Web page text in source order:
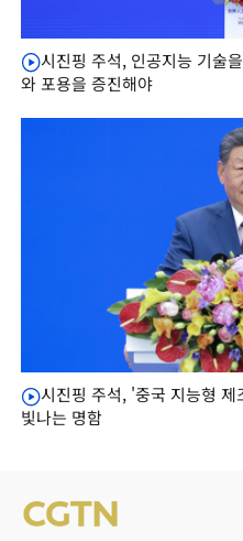
시진핑 주석, 인공지능 기술
와 포용을 증진해야
시진핑 주석, '중국 지능형
빛나는 명함